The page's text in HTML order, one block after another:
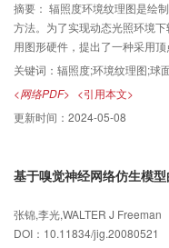
步验证其通用性和鲁棒性。
摘要： 辐照度环境纹理图是绘
方法。为了实现动态光照环境
用图形硬件，提出了一种采用
该方法从分析球面调和函数入
然后用顶点着色程序对多项式
辐照度环境纹理图；最后对于
来加快光照系数的计算，进而
绘制。实验表明，在动态光照
关键词： 辐照度;环境纹理图;球
<网络PDF> <引用本文>
更新时间： 2024-05-08
基于嗅觉神经网络仿生模
张锦,李光,WALTER J Freeman
DOI：10.11834/jig.20080521